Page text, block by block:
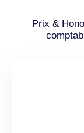
Prix &